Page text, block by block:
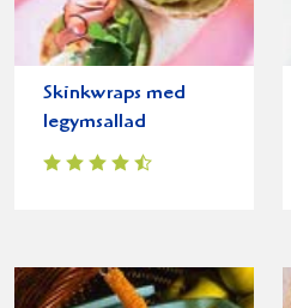
Skinkwraps med
legymsallad